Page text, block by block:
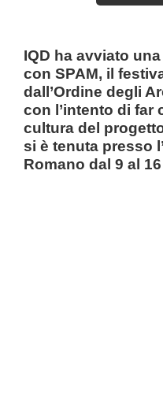
IQD ha avviato
con SPAM, il
dall’Ordine degli
con l’intento di far
cultura del
si è tenuta presso
Romano dal 9 al